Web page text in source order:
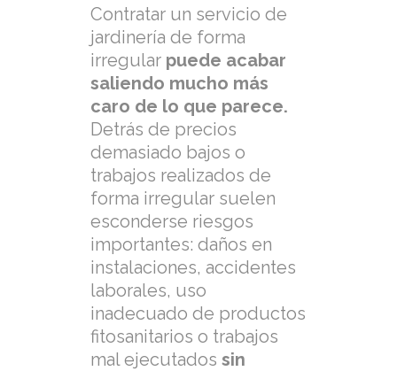
Contratar un servicio de
jardinería de forma
irregular puede acabar
saliendo mucho más
caro de lo que parece.
Detrás de precios
demasiado bajos o
trabajos realizados de
forma irregular suelen
esconderse riesgos
importantes: daños en
instalaciones, accidentes
laborales, uso
inadecuado de productos
fitosanitarios o trabajos
mal ejecutadossin